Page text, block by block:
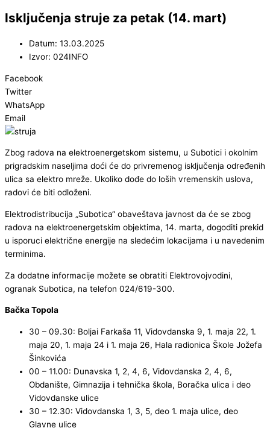
Isključenja struje za petak (14. mart)
Datum: 13.03.2025
Izvor: 024INFO
Facebook
Twitter
WhatsApp
Email
Zbog radova na elektroenergetskom sistemu, u Subotici i okolnim
prigradskim naseljima doći će do privremenog isključenja određenih
ulica sa elektro mreže. Ukoliko dođe do loših vremenskih uslova,
radovi će biti odloženi.
Elektrodistribucija „Subotica“ obaveštava javnost da će se zbog
radova na elektroenergetskim objektima, 14. marta, dogoditi prekid
u isporuci električne energije na sledećim lokacijama i u navedenim
terminima.
Za dodatne informacije možete se obratiti Elektrovojvodini,
ogranak Subotica, na telefon 024/619-300.
Bačka Topola
30 – 09.30: Boljai Farkaša 11, Vidovdanska 9, 1. maja 22, 1.
maja 20, 1. maja 24 i 1. maja 26, Hala radionica Škole Jožefa
Šinkovića
00 – 11.00: Dunavska 1, 2, 4, 6, Vidovdanska 2, 4, 6,
Obdanište, Gimnazija i tehnička škola, Boračka ulica i deo
Vidovdanske ulice
30 – 12.30: Vidovdanska 1, 3, 5, deo 1. maja ulice, deo
Glavne ulice